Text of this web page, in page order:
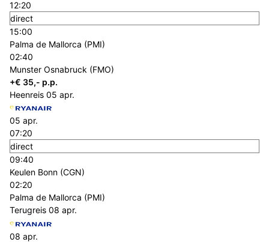
12:20
direct
15:00
Palma de Mallorca (PMI)
02:40
Munster Osnabruck (FMO)
+€ 35,- p.p.
Heenreis 05 apr.
05 apr.
07:20
direct
09:40
Keulen Bonn (CGN)
02:20
Palma de Mallorca (PMI)
Terugreis 08 apr.
08 apr.